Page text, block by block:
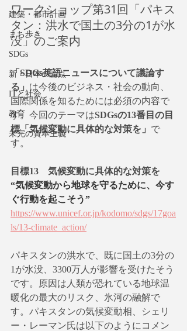
建築・都市計画
まち歩き
SDGs
新・日本の論点
ITと社会
教育
未完の資本主義
ワークショップ第31回「パキス
タン：洪水で国土の3分の1が水
没」のご案内
「SDGs英語ニュースについて議論す
る」 は今後のビジネス・社会の動向、
国際関係を知るためには必須の内容で
す。今回のテーマはSDGsの13番目の目
標「気候変動に具体的な対策を」 で
す。
目標13　気候変動に具体的な対策を
“気候変動から地球を守るために、今す
ぐ行動を起こそう”
https://www.unicef.or.jp/kodomo/sdgs/17goa
ls/13-climate_action/
パキスタンの洪水で、既に国土の3分の
1が水没、3300万人が影響を受けたそう
です。原因は人類が恐れている地球温
暖化の最大のリスク、氷河の融解で
す。パキスタンの気候変動相、シェリ
ー・レーマン氏は以下のようにコメン